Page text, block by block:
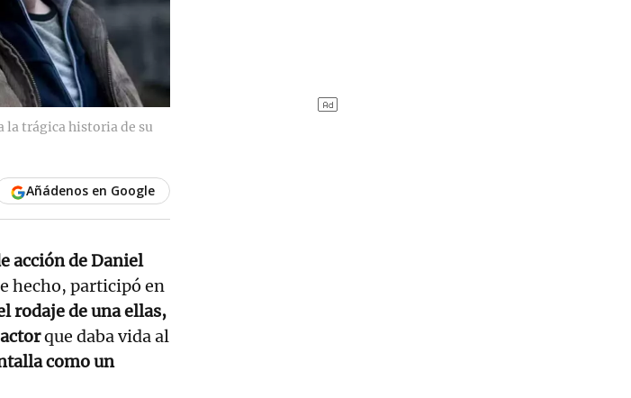
la trágica historia de su
Añádenos en Google
acción de Daniel
hecho, participó en
rodaje de una ellas,
que daba vida al
como un